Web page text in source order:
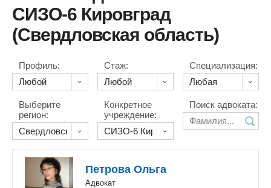
РЕКЛАМОДАТЕЛЯМ
СИЗО-6 Кировград
(Свердловская область)
Профиль: Стаж: Специализация:
Выберите
регион:
Конкретное
учреждение:
Поиск адвоката:
Петрова Ольга
Адвокат